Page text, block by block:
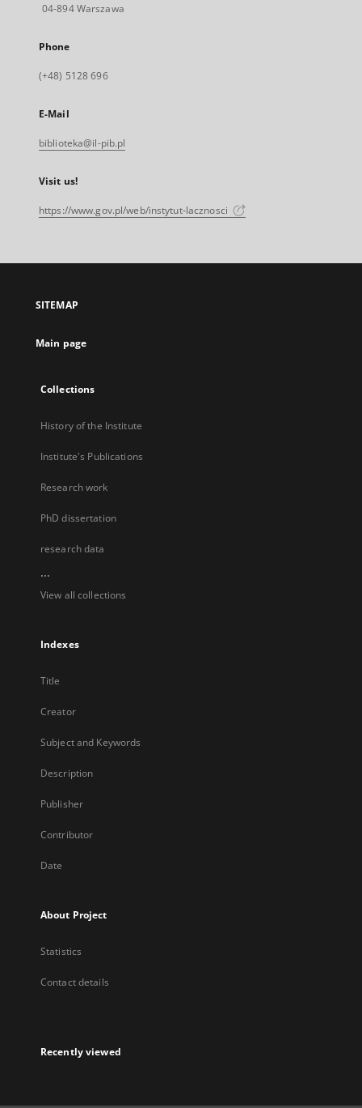
04-894 Warszawa
Phone
(+48) 5128 696
E-Mail
biblioteka@il-pib.pl
Visit us!
https://www.gov.pl/web/instytut-lacznosci
SITEMAP
Main page
Collections
History of the Institute
Institute's Publications
Research work
PhD dissertation
research data
...
View all collections
Indexes
Title
Creator
Subject and Keywords
Description
Publisher
Contributor
Date
About Project
Statistics
Contact details
Recently viewed